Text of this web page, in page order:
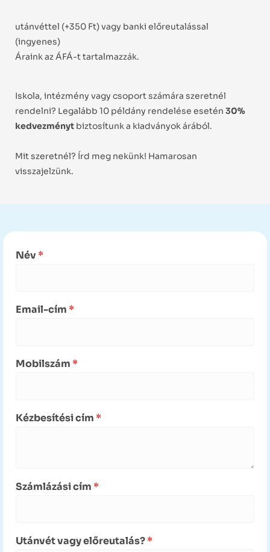
utánvéttel (+350 Ft) vagy banki előreutalással
(ingyenes)
Áraink az ÁFÁ-t tartalmazzák.
Iskola, intézmény vagy csoport számára szeretnél
rendelni? Legalább 10 példány rendelése esetén 30%
kedvezményt biztosítunk a kiadványok árából.
Mit szeretnél? Írd meg nekünk! Hamarosan
visszajelzünk.
Név *
Email-cím *
Mobilszám *
Kézbesítési cím *
Számlázási cím *
Utánvét vagy előreutalás?*